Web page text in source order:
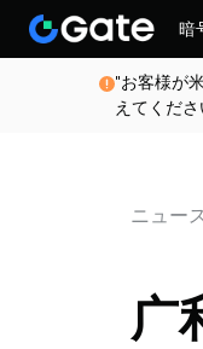
暗
"お客様が
えてくだ
ニュー
广